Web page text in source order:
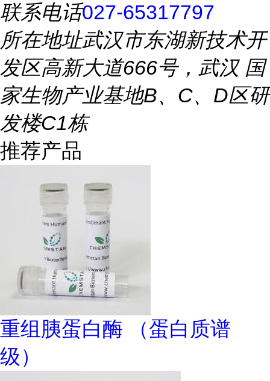
联系电话027-65317797
所在地址武汉市东湖新技术开
发区高新大道666号，武汉 国
家生物产业基地B、C、D区研
发楼C1栋
推荐产品
重组胰蛋白酶 （蛋白质谱
级）